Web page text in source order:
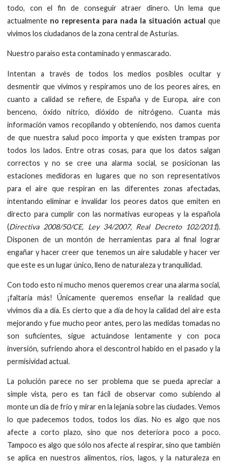
todo, con el fin de conseguir atraer dinero. Un lema que
actualmente no representa para nada la situación actual que
vivimos los ciudadanos de la zona central de Asturias.
Nuestro paraíso esta contaminado y enmascarado.
Intentan a través de todos los medios posibles ocultar y
desmentir que vivimos y respiramos uno de los peores aires, en
cuanto a calidad se refiere, de España y de Europa, aire con
benceno, óxido nítrico, dióxido de nitrógeno. Cuanta más
información vamos recopilando y obteniendo, nos damos cuenta
de que nuestra salud poco importa y que existen trampas por
todos los lados. Entre otras cosas, para que los datos salgan
correctos y no se cree una alarma social, se posicionan las
estaciones medidoras en lugares que no son representativos
para el aire que respiran en las diferentes zonas afectadas,
intentando eliminar e invalidar los peores datos que emiten en
directo para cumplir con las normativas europeas y la española
(Directiva 2008/50/CE, Ley 34/2007, Real Decreto 102/2011).
Disponen de un montón de herramientas para al final lograr
engañar y hacer creer que tenemos un aire saludable y hacer ver
que este es un lugar único, lleno de naturaleza y tranquilidad.
Con todo esto ni mucho menos queremos crear una alarma social,
¡faltaría más! Únicamente queremos enseñar la realidad que
vivimos día a día. Es cierto que a día de hoy la calidad del aire esta
mejorando y fue mucho peor antes, pero las medidas tomadas no
son suficientes, sigue actuándose lentamente y con poca
inversión, sufriendo ahora el descontrol habido en el pasado y la
permisividad actual.
La polución parece no ser problema que se pueda apreciar a
simple vista, pero es tan fácil de observar como subiendo al
monte un día de frío y mirar en la lejanía sobre las ciudades. Vemos
lo que padecemos todos, todos los días. No es algo que nos
afecte a corto plazo, sino que nos deteriora poco a poco.
Tampoco es algo que sólo nos afecte al respirar, sino que también
se aplica en nuestros alimentos, ríos, lagos, y la naturaleza en